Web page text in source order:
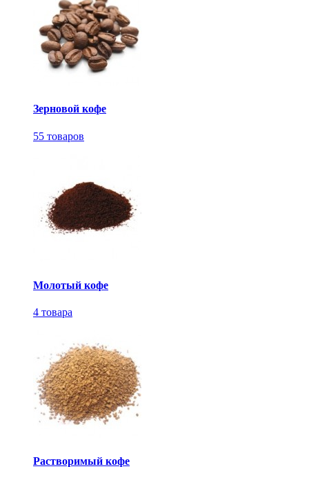
Зерновой кофе
55 товаров
Молотый кофе
4 товара
Растворимый кофе